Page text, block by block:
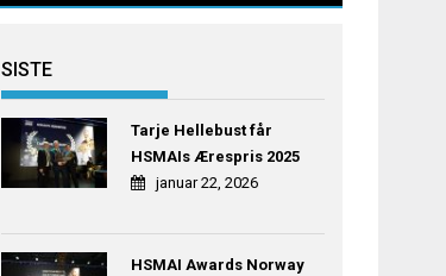
SISTE
Tarje Hellebust får
HSMAIs Ærespris 2025
januar 22, 2026
HSMAI Awards Norway